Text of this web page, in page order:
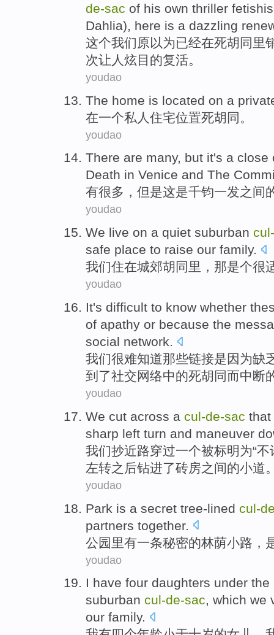
de-sac of his own thriller
Dahlia), here is a dazzling
这个我们 原以为已经在死胡同里
次让人炫目 的复活。
youdao
The home is located on a
在一个私人 住宅位置死胡同 。
youdao
There are many, but it's a close
Death in Venice and The
有很多 ， 但是这是千钧一发之间
youdao
We live on a quiet suburban cul-
safe place to raise our family.
我们住在城郊胡同 里， 那是个很
youdao
It's difficult to know whether
of apathy or because the
social network.
我们很难知道那些链接是因为缺
到了社交网络中的死胡同而中断
youdao
We cut across a cul-de-sac that
sharp left turn and maneuver
我们抄近路穿过一个被标明为“不
左转之后钻进了砖房之间的小道
youdao
Park is a secret tree-lined cul-
partners together.
公园里有一条秘密的林荫小路 ，
youdao
I have four daughters under the
suburban cul-de-sac, which we
our family.